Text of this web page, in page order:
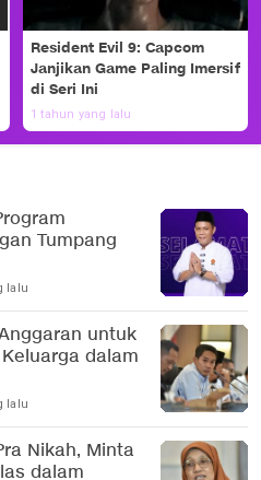
Resident Evil 9: Capcom
Janjikan Game Paling Imersif
di Seri Ini
1 tahun yang lalu
Tumpang
lalu
untuk
dalam
lalu
Nikah, Minta
dalam